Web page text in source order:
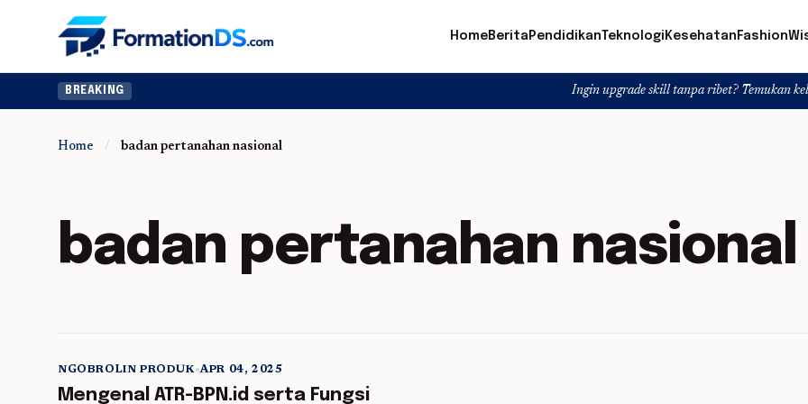
HomeBerita PendidikanTeknologi Kesehatan Fashion
BREAKING Ingin upgrade skill tanpa ribet? Temukan kelas seru
Home / badan pertanahan nasional
badan pertanahan nasional
5 min read
NGOBROLIN PRODUK•APR 04, 2025
Mengenal ATR-BPN.id serta Fungsi